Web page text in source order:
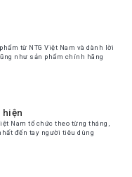
từ NTG Việt Nam và dành lời
như sản phẩm chính hãng
Nam tổ chức theo từng tháng,
đến tay người tiêu dùng